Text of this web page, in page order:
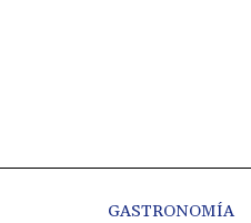
GASTRONOMÍA